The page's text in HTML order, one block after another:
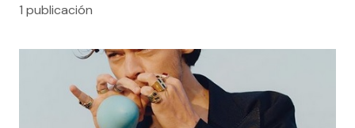
1 publicación